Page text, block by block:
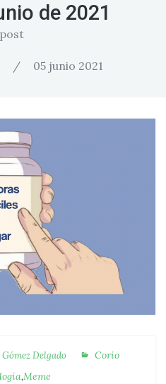
de 2021
/ 05 junio 2021
Delgado Categorías
Corio
,Meme